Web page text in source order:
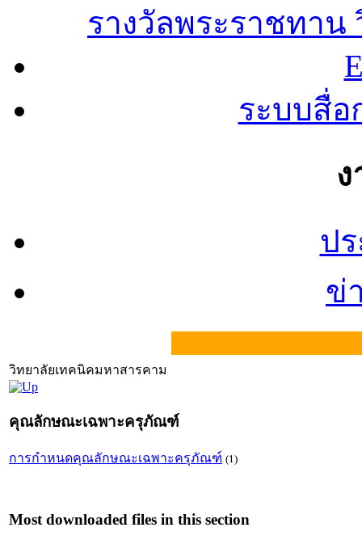
รางวัลพระราชทา
ระบบสื่อ
ป
ข่
วิทยาลัยเทคนิคมหาสารคาม
คุณลักษณะเฉพาะครุภัณฑ์
การกำหนดคุณลักษณะเฉพาะครุภัณฑ์ (1)
Most downloaded files in this section